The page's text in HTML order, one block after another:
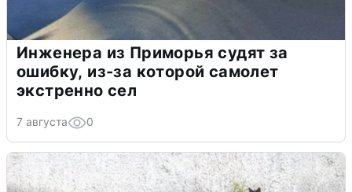
Инженера из Приморья судят за
ошибку, из-за которой самолет
экстренно сел
7 августа 0